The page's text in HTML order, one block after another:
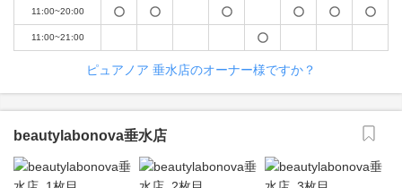
11:00~20:00
11:00~21:00
ピュアノア 垂水店のオーナー様ですか？
beautylabonova垂水店